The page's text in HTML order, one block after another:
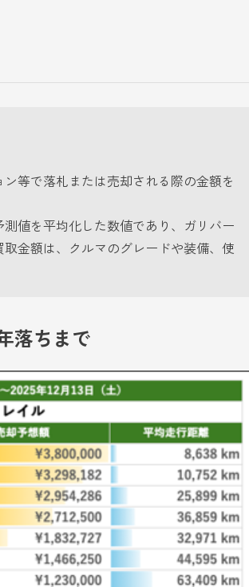
等で落札または売却される際の金額を
値を平均化した数値であり、ガリバー
金額は、クルマのグレードや装備、使
落ちまで